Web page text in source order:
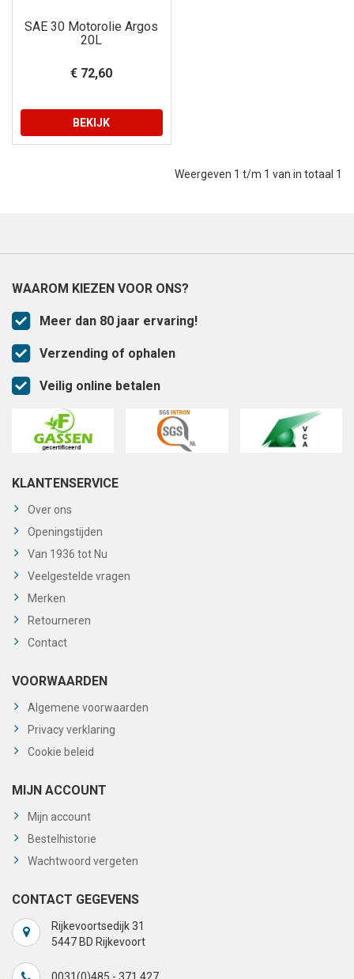
SAE 30 Motorolie Argos
20L
€ 72,60
BEKIJK
Weergeven 1 t/m 1 van in totaal 1
WAAROM KIEZEN VOOR ONS?
Meer dan 80 jaar ervaring!
Verzending of ophalen
Veilig online betalen
KLANTENSERVICE
Over ons
Openingstijden
Van 1936 tot Nu
Veelgestelde vragen
Merken
Retourneren
Contact
VOORWAARDEN
Algemene voorwaarden
Privacy verklaring
Cookie beleid
MIJN ACCOUNT
Mijn account
Bestelhistorie
Wachtwoord vergeten
CONTACT GEGEVENS
Rijkevoortsedijk 31
5447 BD Rijkevoort
0031(0)485 - 371 427